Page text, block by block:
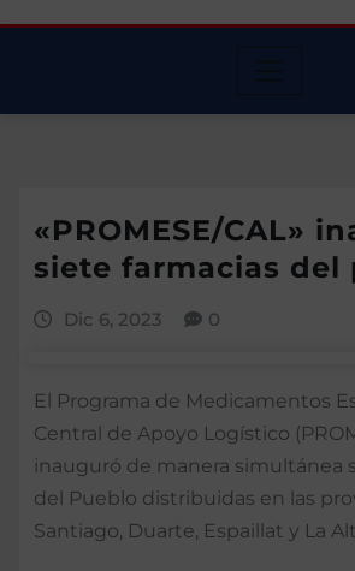
«PROMESE/CAL»
siete farmacias del
Dic 6, 2023 0
El Programa de Medicamentos
Central de Apoyo Logístico
inauguró de manera simultánea
del Pueblo distribuidas en las
Santiago, Duarte, Espaillat y La